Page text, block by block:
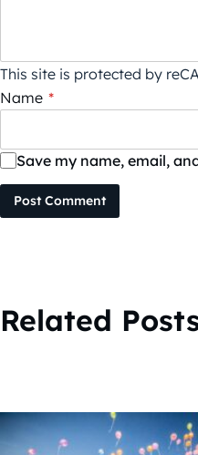
This site is protected by
Name *
Save my name, email,
Post Comment
Related